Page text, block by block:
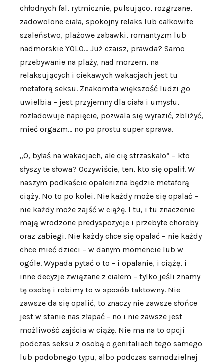
chłodnych fal, rytmicznie, pulsująco, rozgrzane,
zadowolone ciała, spokojny relaks lub całkowite
szaleństwo, plażowe zabawki, romantyzm lub
nadmorskie YOLO… Już czaisz, prawda? Samo
przebywanie na plaży, nad morzem, na
relaksujących i ciekawych wakacjach jest tu
metaforą seksu. Znakomita większość ludzi go
uwielbia – jest przyjemny dla ciała i umysłu,
rozładowuje napięcie, pozwala się wyrazić, zbliżyć,
mieć orgazm… no po prostu super sprawa.
„O, byłaś na wakacjach, ale cię strzaskało” – kto
słyszy te słowa? Oczywiście, ten, kto się opalił. W
naszym podkaście opalenizna będzie metaforą
ciąży. No to po kolei. Nie każdy może się opalać –
nie każdy może zajść w ciążę. I tu, i tu znaczenie
mają wrodzone predyspozycje i przebyte choroby
oraz zabiegi. Nie każdy chce się opalać – nie każdy
chce mieć dzieci – w danym momencie lub w
ogóle. Wypada pytać o to – i opalanie, i ciążę, i
inne decyzje związane z ciałem – tylko jeśli znamy
tę osobę i robimy to w sposób taktowny. Nie
zawsze da się opalić, to znaczy nie zawsze słońce
jest w stanie nas złapać – no i nie zawsze jest
możliwość zajścia w ciążę. Nie ma na to opcji
podczas seksu z osobą o genitaliach tego samego
lub podobnego typu, albo podczas samodzielnej